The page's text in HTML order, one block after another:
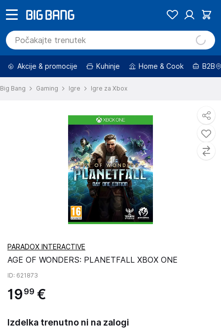
Akcije & promocije Kuhinje Home & Cook B2B
Big Bang Gaming Igre Igre za Xbox
PARADOX INTERACTIVE
AGE OF WONDERS: PLANETFALL XBOX ONE
ID: 621873
19 99 €
Izdelka trenutno ni na zalogi